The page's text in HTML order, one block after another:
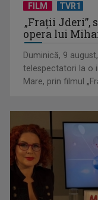
Memoria unei
2
Vacanţa mare
FILM TVR1
„Frații
opera lui
Duminică, 9
telespectatori la o
Mare, prin filmul